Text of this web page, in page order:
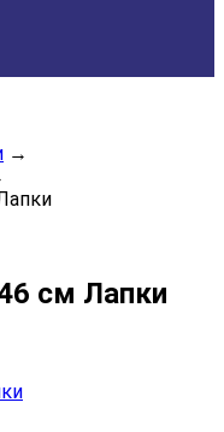
→
см Лапки